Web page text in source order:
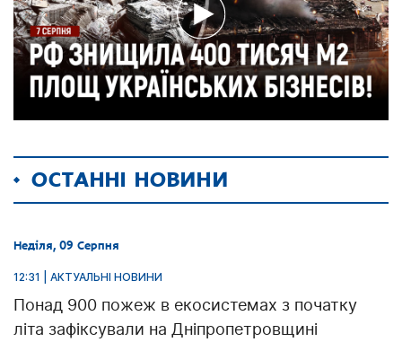
ОСТАННІ НОВИНИ
Неділя, 09 Серпня
12:31 | АКТУАЛЬНІ НОВИНИ
Понад 900 пожеж в екосистемах з початку
літа зафіксували на Дніпропетровщині